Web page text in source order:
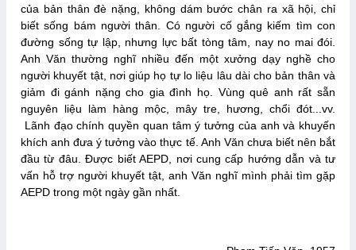
của bản thân đè nặng, không dám bước chân ra xã hội, chỉ
biết sống bám người thân. Có người cố gắng kiếm tìm con
đường sống tự lập, nhưng lực bất tòng tâm, nay no mai đói.
Anh Văn thường nghĩ nhiều đến một xưởng dạy nghề cho
người khuyết tật, nơi giúp họ tự lo liệu lâu dài cho bản thân và
giảm đi gánh nặng cho gia đình họ. Vùng quê anh rất sẵn
nguyên liệu làm hàng mộc, mây tre, hương, chổi đót...vv.
Lãnh đạo chính quyền quan tâm ý tưởng của anh và khuyến
khích anh đưa ý tưởng vào thực tế. Anh Văn chưa biết nên bắt
đầu từ đâu. Được biết AEPD, nơi cung cấp hướng dẫn và tư
vấn hỗ trợ người khuyết tật, anh Văn nghĩ mình phải tìm gặp
AEPD trong một ngày gần nhất.